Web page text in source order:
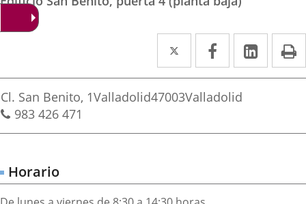
Twitter
Enlace
a
una
externa.
Facebook
Enlace
a
una
externa.
Enlace
a
Dirección
postal
Cl. San Benito, 1Valladolid47003Valladolid
Teléfonos
983 426 471
Horario